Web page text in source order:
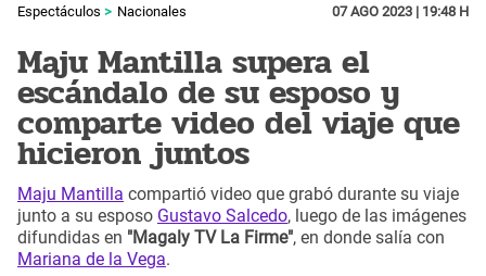
Espectáculos Nacionales 07 AGO 2023 | 19:48 H
Maju Mantilla supera el
escándalo de su esposo y
comparte video del viaje que
hicieron juntos
Maju Mantilla compartió video que grabó durante su viaje
junto a su esposo Gustavo Salcedo, luego de las imágenes
difundidas en "Magaly TV La Firme", en donde salía con
Mariana de la Vega.